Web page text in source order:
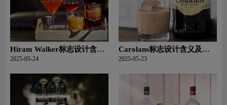
Hiram Walker标志设计含义
及利口酒品牌设计理念
2025-05-24
Carolans标志设计含义及利
口酒品牌设计理念
2025-05-23